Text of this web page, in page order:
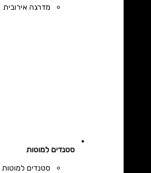
מדרגה אירובית
סטנדים למוטות
סטנדים למוטות